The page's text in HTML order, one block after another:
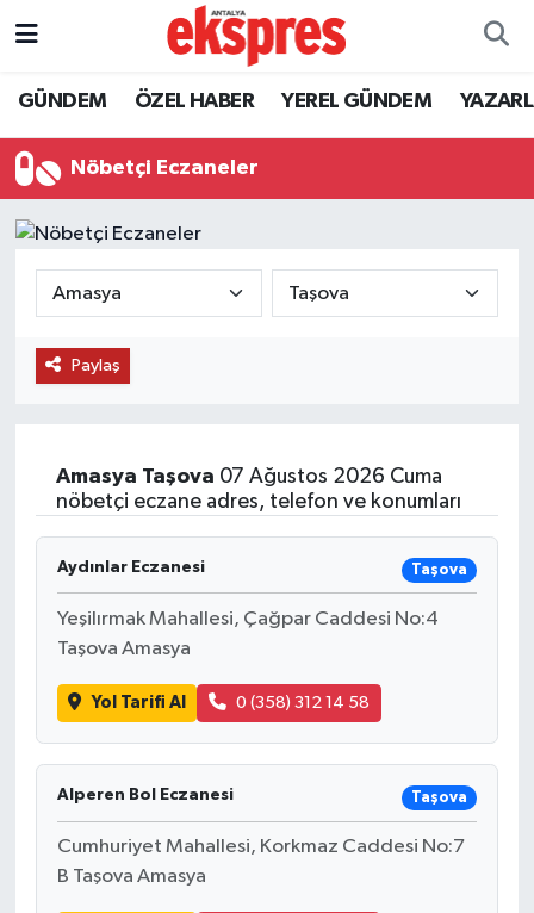
GÜNDEM ÖZEL HABER YEREL GÜNDEM
Nöbetçi Eczaneler
Paylaş
Amasya Taşova 07 Ağustos 2026 Cuma
nöbetçi eczane adres, telefon ve konumları
Aydınlar Eczanesi Taşova
Yeşilırmak Mahallesi, Çağpar Caddesi No:4
Taşova Amasya
Yol Tarifi Al 0 (358) 312 14 58
Alperen Bol Eczanesi Taşova
Cumhuriyet Mahallesi, Korkmaz Caddesi No:7
B Taşova Amasya
ÖZEL HABER
EKONOMİ
SAĞLIK
DÜNYA
EĞİTİM
TURİZM
VİDEO HABERLER
YAZARLAR
Nöbetçi Eczaneler
Süper Lig Puan Durumu ve Fikstür